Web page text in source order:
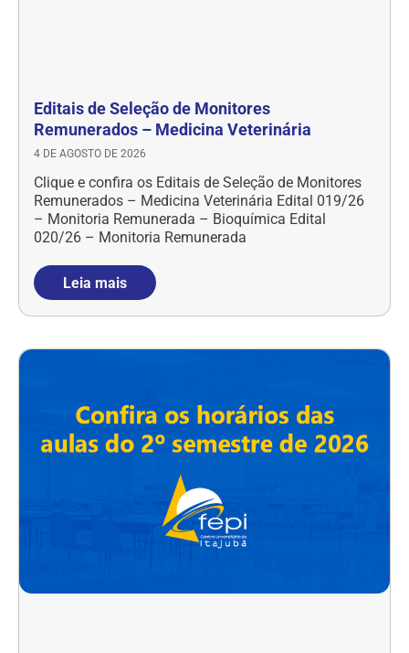
Editais de Seleção de Monitores
Remunerados – Medicina Veterinária
4 DE AGOSTO DE 2026
Clique e confira os Editais de Seleção de Monitores
Remunerados – Medicina Veterinária Edital 019/26
– Monitoria Remunerada – Bioquímica Edital
020/26 – Monitoria Remunerada
Leia mais